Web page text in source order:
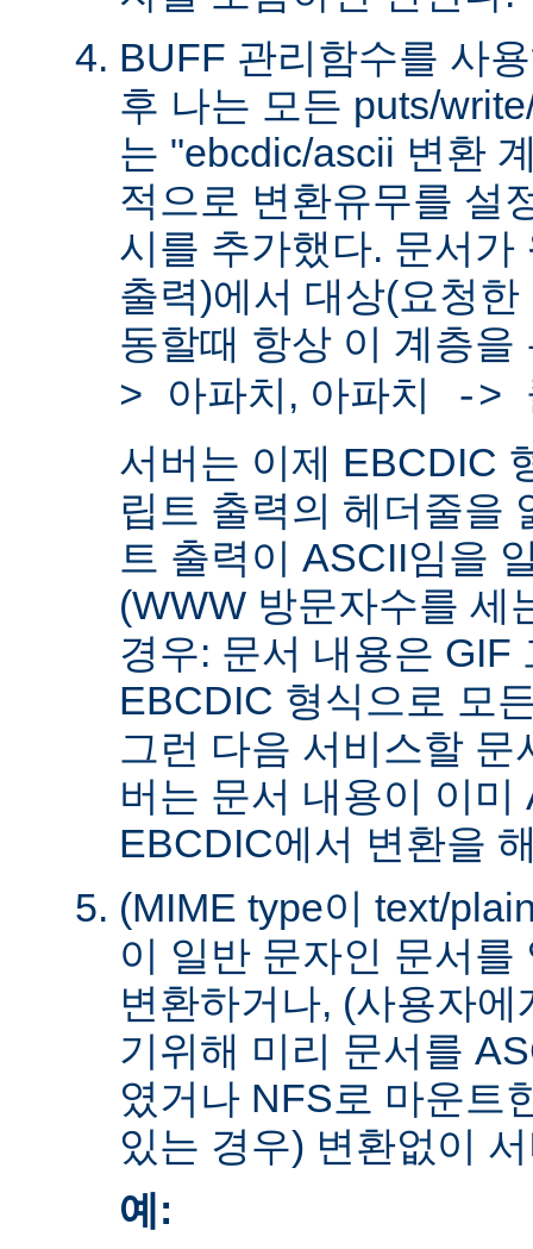
BUFF 관리함수를 사
후 나는 모든 puts/
는 "ebcdic/ascii 변환
적으로 변환유무를 설
시를 추가했다. 문서가
출력)에서 대상(요청
동할때 항상 이 계층
> 아파치 , 아파치 ->
서버는 이제 EBCDIC
립트 출력의 헤더줄을
트 출력이 ASCII임을
(WWW 방문자수를 세
경우: 문서 내용은 GIF
EBCDIC 형식으로 모
그런 다음 서비스할 문
버는 문서 내용이 이미
EBCDIC에서 변환을
(MIME type이 text/
이 일반 문자인 문서
변환하거나, (사용자
기위해 미리 문서를
였거나 NFS로 마운트
있는 경우) 변환없이
예: